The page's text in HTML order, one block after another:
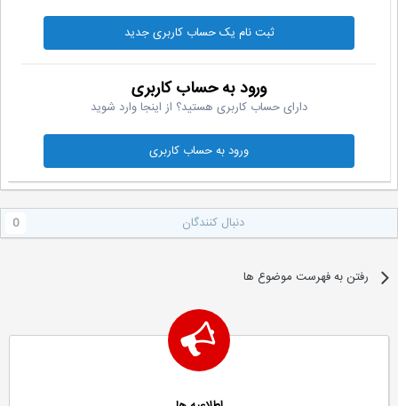
ثبت نام یک حساب کاربری جدید
ورود به حساب کاربری
دارای حساب کاربری هستید؟ از اینجا وارد شوید
ورود به حساب کاربری
دنبال کنندگان
رفتن به فهرست موضوع ها